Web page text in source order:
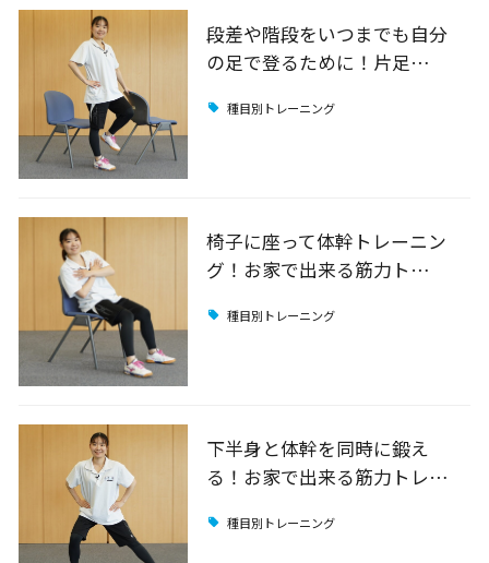
段差や階段をいつまでも自分
の足で登るために！片足…
種目別トレーニング
椅子に座って体幹トレーニン
グ！お家で出来る筋力ト…
種目別トレーニング
下半身と体幹を同時に鍛え
る！お家で出来る筋力トレ…
種目別トレーニング